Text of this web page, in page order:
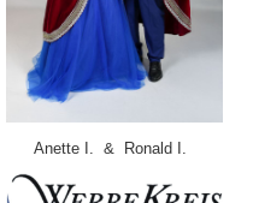
Anette I. & Ronald I.